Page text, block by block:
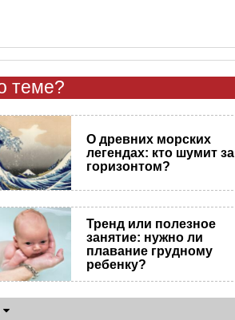
теме?
О древних морских
легендах: кто шумит за
горизонтом?
Тренд или полезное
занятие: нужно ли
плавание грудному
ребенку?